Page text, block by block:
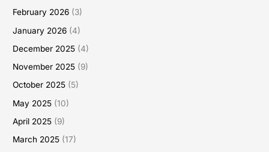
February 2026 (3)
January 2026 (4)
December 2025 (4)
November 2025 (9)
October 2025 (5)
May 2025 (10)
April 2025 (9)
March 2025 (17)